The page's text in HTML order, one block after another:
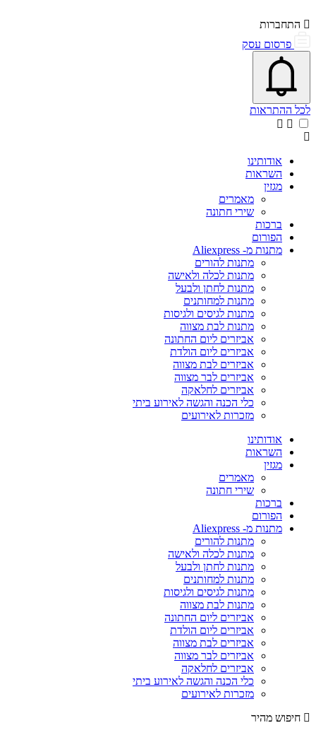
התחברות
פרסום עסק
פתיחת\סגירת מרכז התראות
אייקון פעמון
לכל ההתראות
אודותינו
השראות
מגזין
מאמרים
שירי חתונה
ברכות
הפורום
מתנות מ- Aliexpress
מתנות להורים
מתנות לכלה ולאישה
מתנות לחתן ולבעל
מתנות למחותנים
מתנות לגיסים ולגיסות
מתנות לבת מצווה
אביזרים ליום החתונה
אביזרים ליום הולדת
אביזרים לבת מצווה
אביזרים לבר מצווה
אביזרים לחלאקה
כלי הכנה והגשה לאירוע ביתי
מזכרות לאירועים
אודותינו
השראות
מגזין
מאמרים
שירי חתונה
ברכות
הפורום
מתנות מ- Aliexpress
מתנות להורים
מתנות לכלה ולאישה
מתנות לחתן ולבעל
מתנות למחותנים
מתנות לגיסים ולגיסות
מתנות לבת מצווה
אביזרים ליום החתונה
אביזרים ליום הולדת
אביזרים לבת מצווה
אביזרים לבר מצווה
אביזרים לחלאקה
כלי הכנה והגשה לאירוע ביתי
מזכרות לאירועים
חיפוש מהיר